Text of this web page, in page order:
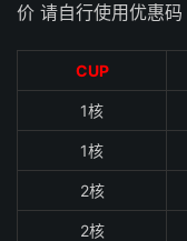
价 请自行使用优惠码
CUP
1核
1核
2核
2核